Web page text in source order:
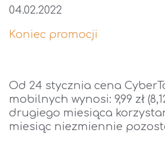
04.02.2022
Koniec promocji
Od 24 stycznia cena
mobilnych wynosi: 9,99 zł
drugiego miesiąca
miesiąc niezmiennie